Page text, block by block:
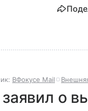
ВФокусе Mail
о